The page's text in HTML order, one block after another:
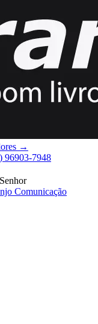
→
96903-7948
Comunicação